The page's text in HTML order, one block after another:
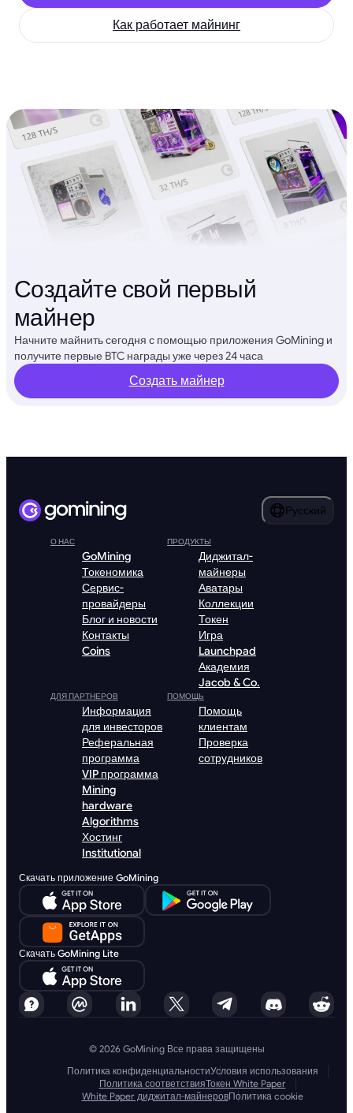
Как работает майнинг
Создайте свой первый
майнер
Начните майнить сегодня с помощью приложения GoMining и
получите первые BTC награды уже через 24 часа
Создать майнер
Русский
О НАС
GoMining
Токеномика
Сервис-
провайдеры
Блог и новости
Контакты
Coins
ПРОДУКТЫ
Диджитал-
майнеры
Аватары
Коллекции
Токен
Игра
Launchpad
Академия
Jacob & Co.
ДЛЯ ПАРТНЕРОВ
Информация
для инвесторов
Реферальная
программа
VIP программа
Mining
hardware
Algorithms
Хостинг
Institutional
ПОМОЩЬ
Помощь
клиентам
Проверка
сотрудников
Скачать приложение GoMining
Скачать GoMining Lite
© 2026 GoMining Все права защищены
Политика конфиденциальностиУсловия использования
Политика соответствияТокен White Paper
White Paper диджитал-майнеровПолитика cookie